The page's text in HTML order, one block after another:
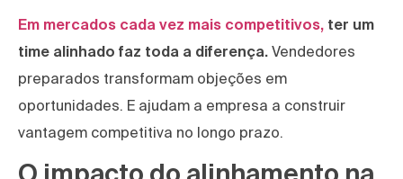
Em mercados cada vez mais competitivos, ter um
time alinhado faz toda a diferença. Vendedores
preparados transformam objeções em
oportunidades. E ajudam a empresa a construir
vantagem competitiva no longo prazo.
O impacto do alinhamento na